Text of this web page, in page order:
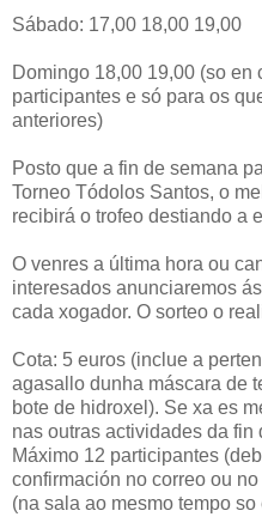
Sábado: 17,00 18,00 19,00
Domingo 18,00 19,00 (so en
participantes e só para os
anteriores)
Posto que a fin de semana
Torneo Tódolos Santos, o
recibirá o trofeo destiando a
O venres a última hora ou
interesados anunciaremos
cada xogador. O sorteo o
Cota: 5 euros (inclue a
agasallo dunha máscara de
bote de hidroxel). Se xa es
nas outras actividades da fin
Máximo 12 participantes
confirmación no correo ou
(na sala ao mesmo tempo so